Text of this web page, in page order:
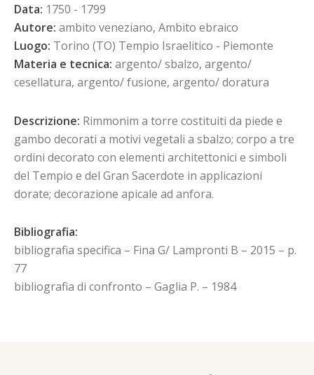
Data: 1750 - 1799
Autore: ambito veneziano, Ambito ebraico
Luogo: Torino (TO) Tempio Israelitico - Piemonte
Materia e tecnica: argento/ sbalzo, argento/
cesellatura, argento/ fusione, argento/ doratura
Descrizione: Rimmonim a torre costituiti da piede e
gambo decorati a motivi vegetali a sbalzo; corpo a tre
ordini decorato con elementi architettonici e simboli
del Tempio e del Gran Sacerdote in applicazioni
dorate; decorazione apicale ad anfora.
Bibliografia:
bibliografia specifica – Fina G/ Lampronti B – 2015 – p.
77
bibliografia di confronto – Gaglia P. – 1984